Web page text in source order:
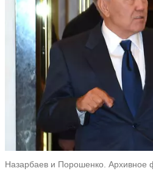
Назарбаев и Порошенко. Архивное